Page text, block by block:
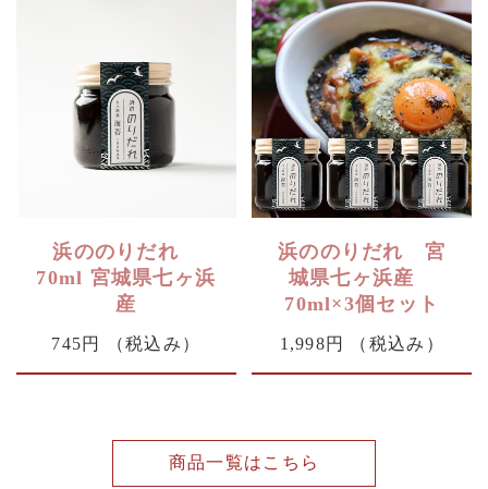
浜ののりだれ
70ml 宮城県七ヶ浜
産
745円 （税込み）
浜ののりだれ 宮
城県七ヶ浜産
70ml×3個セット
1,998円 （税込み）
商品一覧はこちら